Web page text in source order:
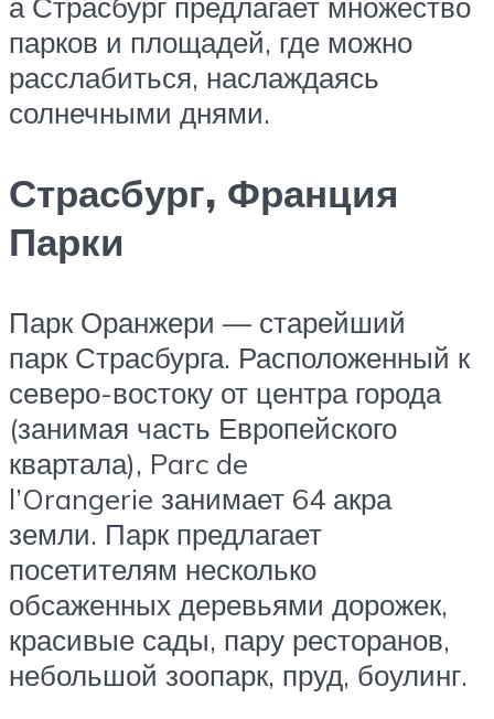
парков и площадей, где можно
расслабиться, наслаждаясь
солнечными днями.
Страсбург, Франция
Парки
Парк Оранжери — старейший
парк Страсбурга. Расположенный к
северо-востоку от центра города
(занимая часть Европейского
квартала), Parc de
l’Orangerie занимает 64 акра
земли. Парк предлагает
посетителям несколько
обсаженных деревьями дорожек,
красивые сады, пару ресторанов,
небольшой зоопарк, пруд, боулинг.